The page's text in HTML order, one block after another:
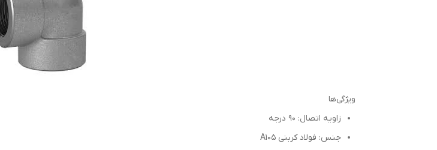
ویژگی‌ها
زاویه اتصال: ۹۰ درجه
جنس: فولاد کربنی A105